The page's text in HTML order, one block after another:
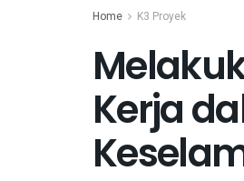
Home K3 Proyek
Kerja